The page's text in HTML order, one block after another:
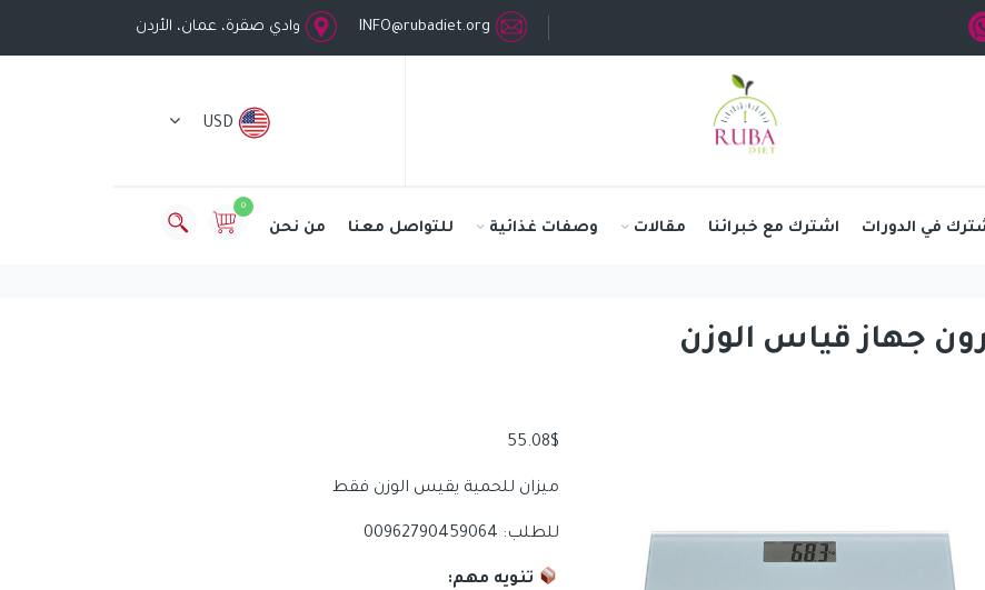
INFO@rubadiet.org وادي صقرة، عمان، الأردن
USD
0
في الدورات اشترك مع خبرائنا مقالات وصفات غذائية للتواصل معنا من نحن
جهاز قياس الوزن
55.08$
ميزان للحمية يقيس الوزن فقط
للطلب: 00962790459064
تنويه مهم: